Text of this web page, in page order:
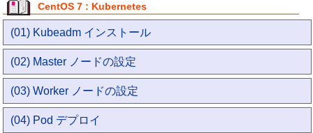
CentOS 7 : Kubernetes
(01) Kubeadm インストール
(02) Master ノードの設定
(03) Worker ノードの設定
(04) Pod デプロイ